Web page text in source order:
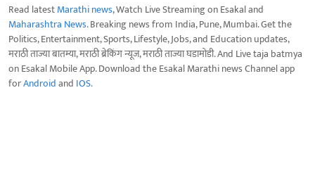
Read latestMarathi news, Watch Live Streaming on Esakal and
Maharashtra News. Breaking news from India, Pune, Mumbai. Get the
Politics, Entertainment, Sports, Lifestyle, Jobs, and Education updates,
मराठी ताज्या बातम्या, मराठी ब्रेकिंग न्यूज, मराठी ताज्या घडामोडी. And Live taja batmya
on Esakal Mobile App. Download the Esakal Marathi news Channel app
forAndroidand IOS.